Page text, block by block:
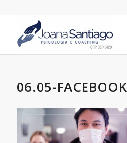
06.05-FACEBOOK